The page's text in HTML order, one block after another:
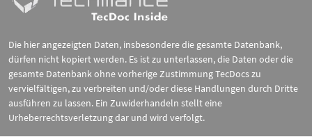
Die hier angezeigten Daten, insbesondere die gesamte Datenbank,
dürfen nicht kopiert werden. Es ist zu unterlassen, die Daten oder die
gesamte Datenbank ohne vorherige Zustimmung TecDocs zu
vervielfältigen, zu verbreiten und/oder diese Handlungen durch Dritte
ausführen zu lassen. Ein Zuwiderhandeln stellt eine
Urheberrechtsverletzung dar und wird verfolgt.